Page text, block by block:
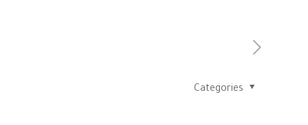
Categories